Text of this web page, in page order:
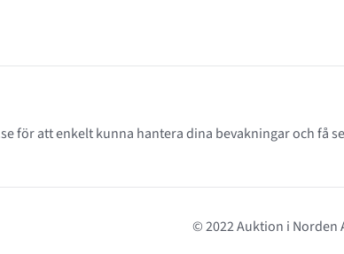
för att enkelt kunna hantera dina bevakningar och få
© 2022 Auktion i Norden